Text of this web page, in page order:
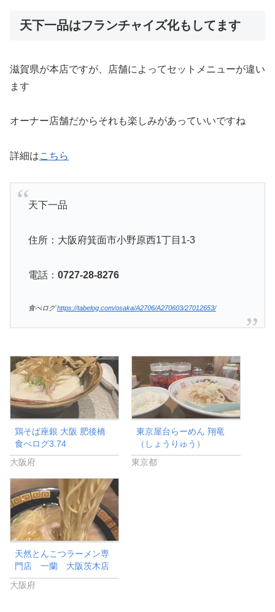
天下一品はフランチャイズ化もしてます
滋賀県が本店ですが、店舗によってセットメニューが違い
ます
オーナー店舗だからそれも楽しみがあっていいですね
詳細はこちら
天下一品
住所：大阪府箕面市小野原西1丁目1-3
電話： 0727-28-8276
食べログhttps://tabelog.com/osaka/A2706/A270603/27012653/
鶏そば座銀 大阪 肥後橋
食べログ3.74
大阪府
東京屋台らーめん 翔竜
（しょうりゅう）
東京都
天然とんこつラーメン専
門店 一蘭 大阪茨木店
大阪府